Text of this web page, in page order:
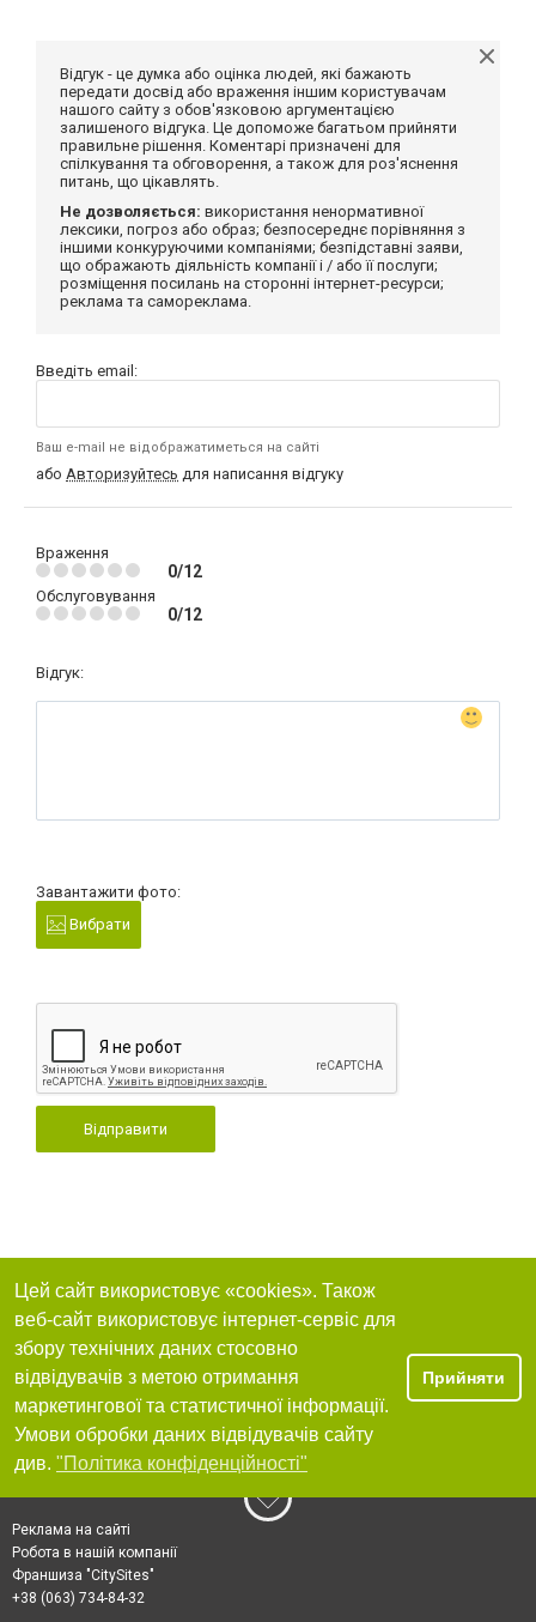
Відгук - це думка або оцінка людей, які бажають
передати досвід або враження іншим користувачам
нашого сайту з обов'язковою аргументацією
залишеного відгука. Це допоможе багатьом прийняти
правильне рішення. Коментарі призначені для
спілкування та обговорення, а також для роз'яснення
питань, що цікавлять.
Не дозволяється: використання ненормативної
лексики, погроз або образ; безпосереднє порівняння з
іншими конкуруючими компаніями; безпідставні заяви,
що ображають діяльність компанії і / або її послуги;
розміщення посилань на сторонні інтернет-ресурси;
реклама та самореклама.
Введіть email:
Ваш e-mail не відображатиметься на сайті
або Авторизуйтесь для написання відгуку
Враження
0/12
Обслуговування
0/12
Відгук:
Завантажити фото:
Вибрати
Відправити
Цей сайт використовує «cookies». Також
веб-сайт використовує інтернет-сервіс для
збору технічних даних стосовно
відвідувачів з метою отримання
маркетингової та статистичної інформації.
Умови обробки даних відвідувачів сайту
див. "Політика конфіденційності"
Прийняти
Реклама на сайті
Робота в нашій компанії
Франшиза "CitySites"
+38 (063) 734-84-32